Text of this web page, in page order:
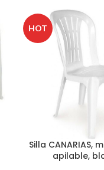
HOT
Silla CANARIAS,
apilable,